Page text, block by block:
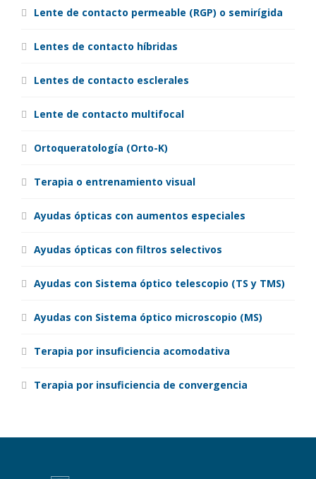
Lente de contacto permeable (RGP) o semirígida
Lentes de contacto híbridas
Lentes de contacto esclerales
Lente de contacto multifocal
Ortoqueratología (Orto-K)
Terapia o entrenamiento visual
Ayudas ópticas con aumentos especiales
Ayudas ópticas con filtros selectivos
Ayudas con Sistema óptico telescopio (TS y TMS)
Ayudas con Sistema óptico microscopio (MS)
Terapia por insuficiencia acomodativa
Terapia por insuficiencia de convergencia